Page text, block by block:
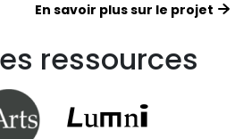
En savoir plus sur le projet
ressources